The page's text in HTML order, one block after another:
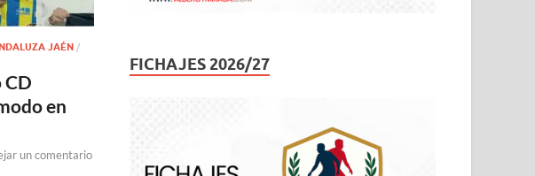
JAÉN /
CD
en
un comentario
FICHAJES 2026/27